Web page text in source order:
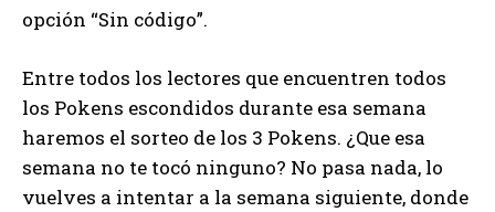
opción “Sin código”.
Entre todos los lectores que encuentren todos
los Pokens escondidos durante esa semana
haremos el sorteo de los 3 Pokens. ¿Que esa
semana no te tocó ninguno? No pasa nada, lo
vuelves a intentar a la semana siguiente, donde